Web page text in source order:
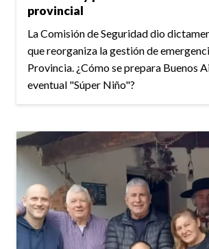
provincial
La Comisión de Seguridad dio
que reorganiza la gestión de
Provincia. ¿Cómo se prepara Buenos
eventual "Súper Niño"?